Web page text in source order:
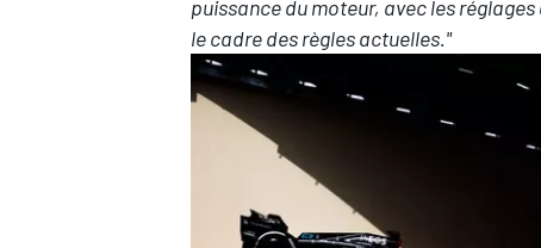
puissance du moteur, avec les
le cadre des règles actuelles."